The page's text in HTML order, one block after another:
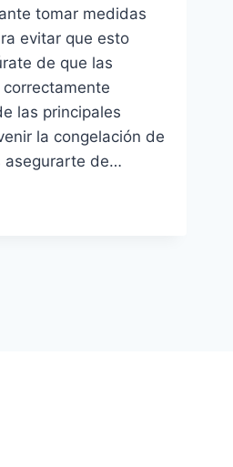
tomar medidas
evitar que esto
de que las
las principales
la congelación de
asegurarte de…